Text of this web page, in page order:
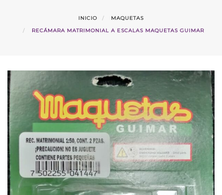
INICIO
MAQUETAS
RECÁMARA MATRIMONIAL A ESCALAS MAQUETAS GUIMAR